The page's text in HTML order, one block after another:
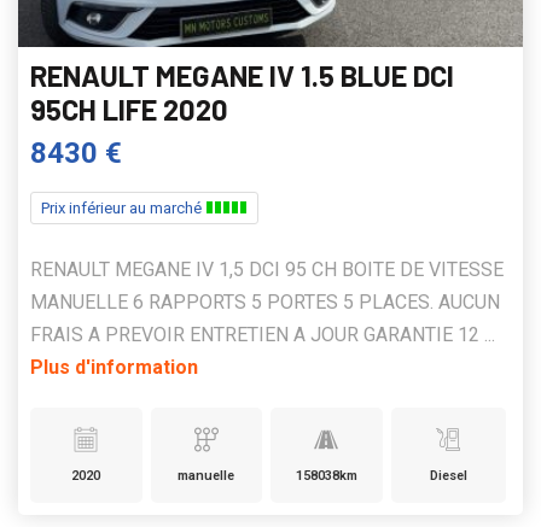
RENAULT MEGANE IV 1.5 BLUE DCI
95CH LIFE 2020
8430 €
Prix inférieur au marché
RENAULT MEGANE IV 1,5 DCI 95 CH BOITE DE VITESSE
MANUELLE 6 RAPPORTS 5 PORTES 5 PLACES. AUCUN
FRAIS A PREVOIR ENTRETIEN A JOUR GARANTIE 12 ...
Plus d'information
2020 manuelle 158038km Diesel